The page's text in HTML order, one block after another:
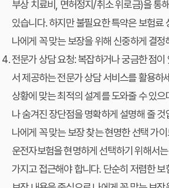
부상 치료비, 면허정지/취소 위로금)을 통
있습니다. 하지만 불필요한 특약은 보험료
나에게 꼭 맞는 보장을 위해 신중하게 결정
전문가 상담 요청:복잡하거나 궁금한 점이
서 제공하는 전문가 상담 서비스를 활용하
상황에 맞는 최적의 설계를 도와줄 수 있으
나 숨겨진 장단점을 명확하게 설명해 줄 것
나에게 꼭 맞는 보장 찾는 현명한 선택 가
운전자보험을 현명하게 선택하기 위해서
가지고 접근해야 합니다. 단순히 저렴한 보